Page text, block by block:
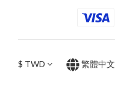
$ TWD 繁體中文